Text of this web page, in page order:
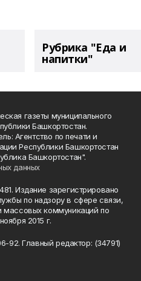
Рубрика "Еда и
напитки"
газеты муниципального
Башкортостан.
Агентство по печати и
Республики Башкортостан
Башкортостан".
данных
Издание зарегистрировано
по надзору в сфере связи,
массовых коммуникаций по
2015 г.
92. Главный редактор: (34791)